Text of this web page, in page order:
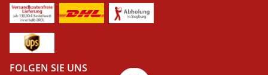
FOLGEN SIE UNS